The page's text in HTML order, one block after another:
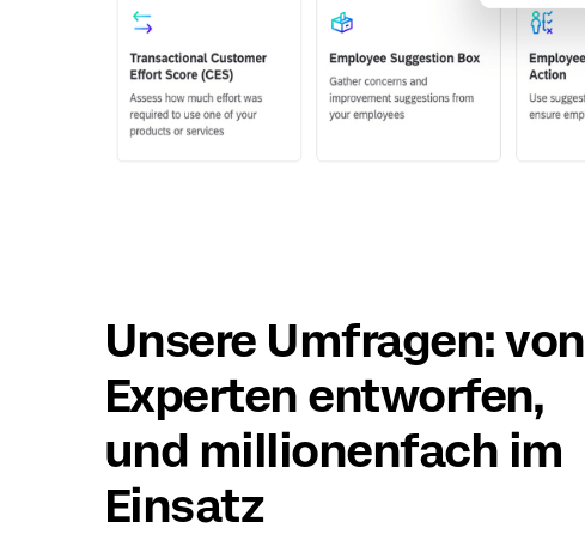
Unsere Umfragen: von
Experten entworfen,
und millionenfach im
Einsatz